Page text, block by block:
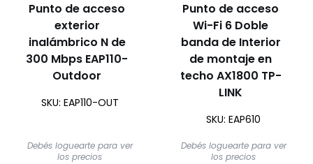
Punto de acceso
exterior
inalámbrico N de
300 Mbps EAP110-
Outdoor
SKU: EAP110-OUT
Debés loguearte para ver
los precios
Punto de acceso
Wi-Fi 6 Doble
banda de Interior
de montaje en
techo AX1800 TP-
LINK
SKU: EAP610
Debés loguearte para ver
los precios